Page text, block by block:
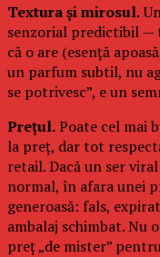
Textura și mirosul.
senzorial predictibil —
că o are (esență
un parfum subtil, nu
se potrivesc”, e un
Prețul.Poate cel mai
la preț, dar tot
retail. Dacă un ser
normal, în afara unei
generoasă: fals,
ambalaj schimbat. Nu
preț „de mister”